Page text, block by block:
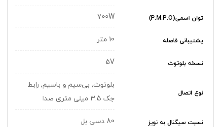
توان اسمی(P.M.P.O) 700W
پشتیبانی فاصله 10 متر
نسخه بلوتوث 5V
نوع اتصال
بلوتوث, بی‌سیم و باسیم, رابط
جک 3.5 میلی متری صدا
نسبت سیگنال به نویز 80 دسی بل